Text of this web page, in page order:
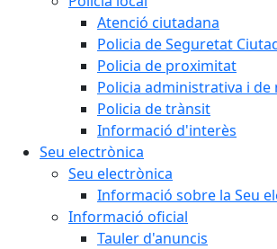
Atenció ciutadana
Policia de Seguretat
Policia de proximitat
Policia administrativa i
Policia de trànsit
Informació d'interès
Seu electrònica
Seu electrònica
Informació sobre la Seu
Informació oficial
Tauler d'anuncis